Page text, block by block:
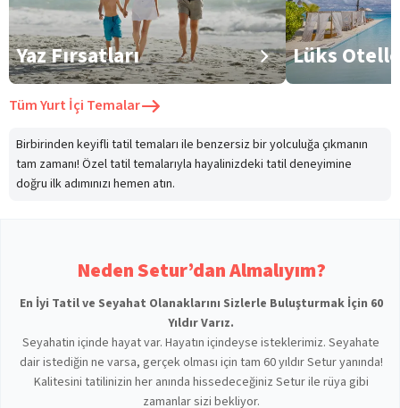
Yaz Fırsatları Lüks
TümYurt İçi Temalar
Birbirinden keyifli tatil temaları ile benzersiz bir yolculuğa çıkmanın
tam zamanı! Özel tatil temalarıyla hayalinizdeki tatil deneyimine
doğru ilk adımınızı hemen atın.
Neden Setur’dan Almalıyım?
En İyi Tatil ve Seyahat Olanaklarını Sizlerle Buluşturmak İçin 60
Yıldır Varız.
Seyahatin içinde hayat var. Hayatın içindeyse isteklerimiz. Seyahate
dair istediğin ne varsa, gerçek olması için tam 60 yıldır Setur yanında!
Kalitesini tatilinizin her anında hissedeceğiniz Setur ile rüya gibi
zamanlar sizi bekliyor.